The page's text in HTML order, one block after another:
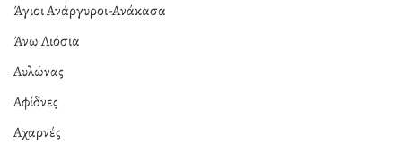
Άγιοι Ανάργυροι-Ανάκασα
Άνω Λιόσια
Αυλώνας
Αφίδνες
Αχαρνές